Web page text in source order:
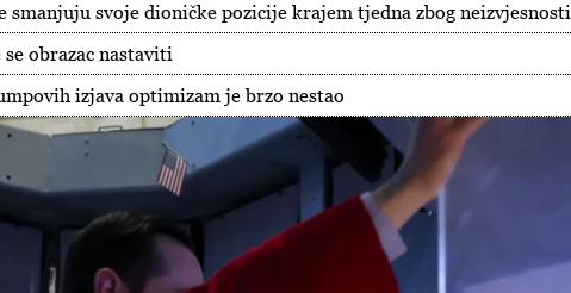
svoje dioničke pozicije krajem tjedna zbog neizvjesnosti
se obrazac nastaviti
izjava optimizam je brzo nestao